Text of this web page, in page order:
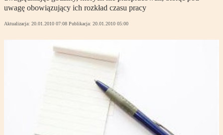
uwagę obowiązujący ich rozkład czasu pracy
Aktualizacja: 20.01.2010 07:08 Publikacja: 20.01.2010 05:00